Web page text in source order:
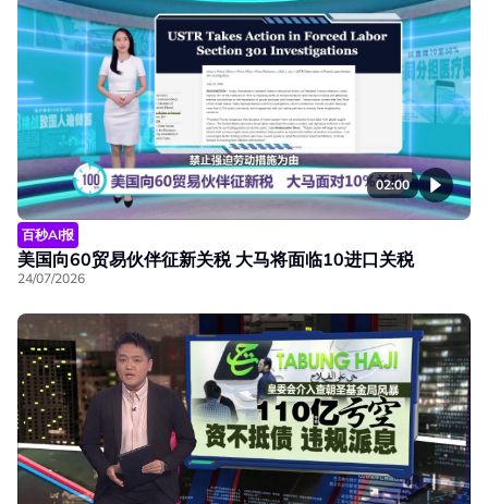
02:00
百秒AI报
美国向60贸易伙伴征新关税 大马将面临10进口关税
24/07/2026